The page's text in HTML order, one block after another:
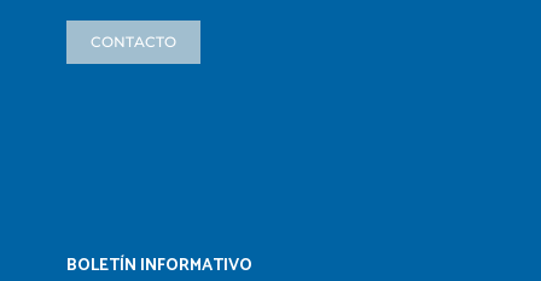
CONTACTO
BOLETÍN INFORMATIVO